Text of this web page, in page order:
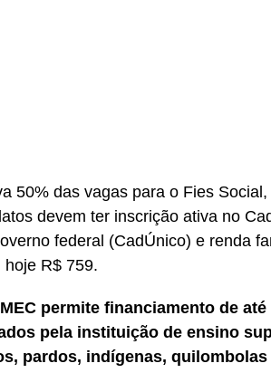
50% das vagas para o Fies
devem ter inscrição ativa no
federal (CadÚnico) e renda
R$ 759.
permite financiamento de até
pela instituição de ensino
pardos, indígenas, quilombolas